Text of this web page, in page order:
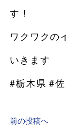
す！
ワクワクの
いきます
#栃木県 #
前の投稿へ